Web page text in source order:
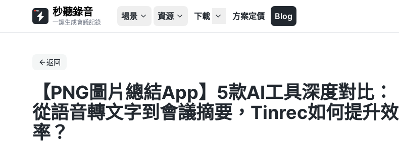
秒聽錄音
一鍵生成會議記錄
場景 資源 下載 方案定價 Blog
返回
【PNG圖片總結App】5款AI工具深度對比：
從語音轉文字到會議摘要，Tinrec如何提升效
率？